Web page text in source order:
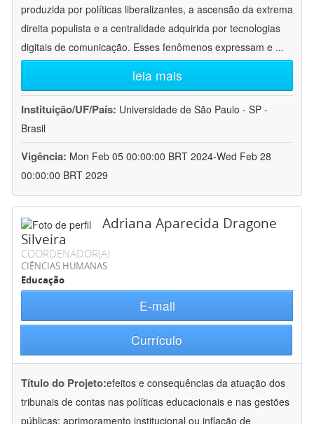
produzida por políticas liberalizantes, a ascensão da extrema
direita populista e a centralidade adquirida por tecnologias
digitais de comunicação. Esses fenômenos expressam e ...
leia mais
Instituição/UF/País: Universidade de São Paulo - SP -
Brasil
Vigência: Mon Feb 05 00:00:00 BRT 2024-Wed Feb 28
00:00:00 BRT 2029
Adriana Aparecida Dragone
Silveira
COORDENADOR(A)
CIÊNCIAS HUMANAS
Educação
E-mail
Currículo
Título do Projeto:efeitos e consequências da atuação dos
tribunais de contas nas políticas educacionais e nas gestões
públicas: aprimoramento institucional ou inflação de